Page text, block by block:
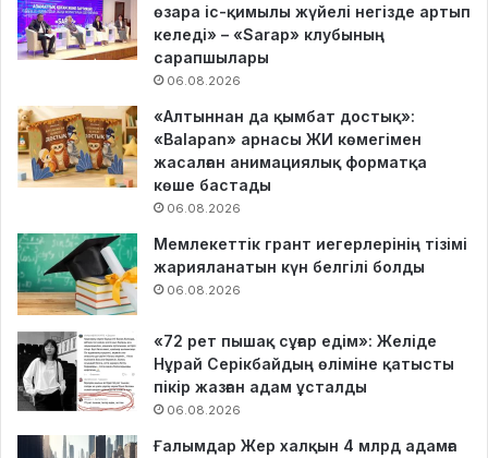
өзара іс-қимылы жүйелі негізде артып
келеді» – «Sarap» клубының
сарапшылары
06.08.2026
«Алтыннан да қымбат достық»:
«Balapan» арнасы ЖИ көмегімен
жасалған анимациялық форматқа
көше бастады
06.08.2026
Мемлекеттік грант иегерлерінің тізімі
жарияланатын күн белгілі болды
06.08.2026
«72 рет пышақ сұғар едім»: Желіде
Нұрай Серікбайдың өліміне қатысты
пікір жазған адам ұсталды
06.08.2026
Ғалымдар Жер халқын 4 млрд адамға